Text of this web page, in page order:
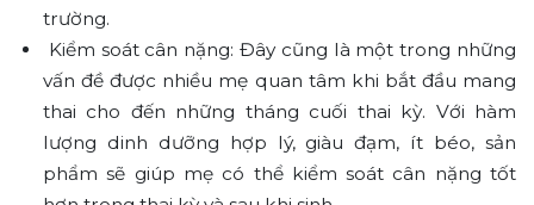
trường.
Kiểm soát cân nặng: Đây cũng là một trong những
vấn đề được nhiều mẹ quan tâm khi bắt đầu mang
thai cho đến những tháng cuối thai kỳ. Với hàm
lượng dinh dưỡng hợp lý, giàu đạm, ít béo, sản
phẩm sẽ giúp mẹ có thể kiểm soát cân nặng tốt